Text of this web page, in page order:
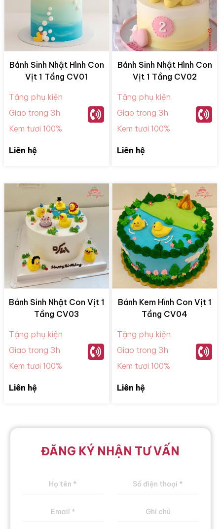
Bánh Sinh Nhật Hình Con
Vịt 1 Tầng CV01
Tặng phụ kiện
Giao trong 3h
Kem tươi 100%
Liên hệ
Bánh Sinh Nhật Hình Con
Vịt 1 Tầng CV02
Tặng phụ kiện
Giao trong 3h
Kem tươi 100%
Liên hệ
Bánh Sinh Nhật Con Vịt 1
Tầng CV03
Tặng phụ kiện
Giao trong 3h
Kem tươi 100%
Liên hệ
Bánh Kem Hình Con Vịt 1
Tầng CV04
Tặng phụ kiện
Giao trong 3h
Kem tươi 100%
Liên hệ
ĐĂNG KÝ NHẬN TƯ VẤN